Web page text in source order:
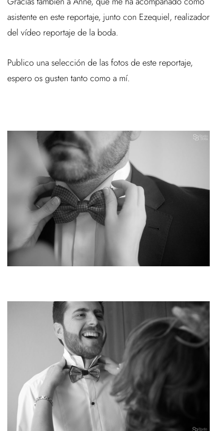
asistente en este reportaje, junto con Ezequiel, realizador
del vídeo reportaje de la boda.
Publico una selección de las fotos de este reportaje,
espero os gusten tanto como a mí.